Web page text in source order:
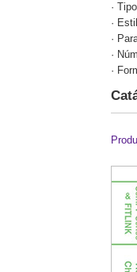
·
·
·
·
·